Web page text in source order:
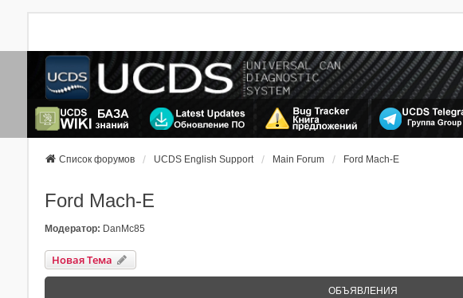
Список форумов UCDS English Support Main Forum Ford Mach-E
Ford Mach-E
Модератор: DanMc85
Новая Тема
ОБЪЯВЛЕНИЯ